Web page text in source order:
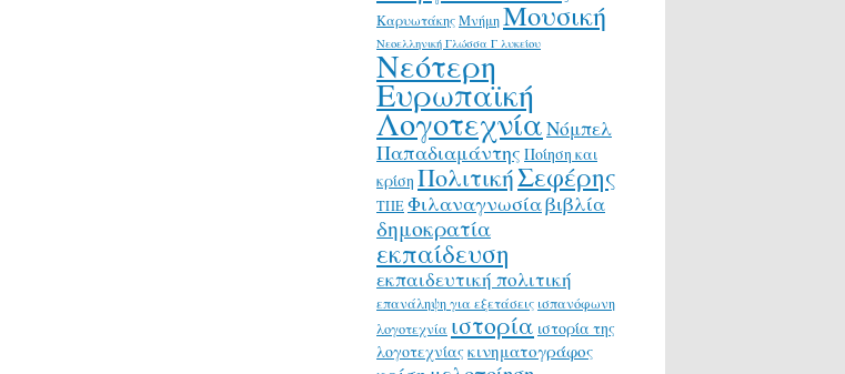
ΚαρυωτάκηςΜνήμηΜουσική
Νεοελληνική Γλώσσα Γ λυκείου
Νεότερη
Ευρωπαϊκή
ΛογοτεχνίαΝόμπελ
Παπαδιαμάντης Ποίηση και
κρίση ΠολιτικήΣεφέρης
ΤΠΕΦιλαναγνωσίαβιβλία
δημοκρατία
εκπαίδευση
εκπαιδευτική πολιτική
επανάληψη για εξετάσεις ισπανόφωνη
λογοτεχνία ιστορία ιστορία της
λογοτεχνίαςκινηματογράφος